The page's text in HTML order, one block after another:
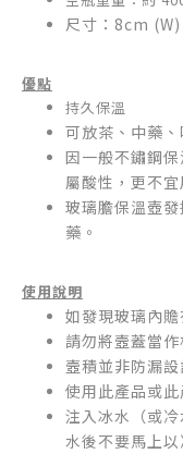
尺寸：8cm
優點
持久保溫
可放茶、中藥、
因一般不鏽鋼
屬酸性，更不
玻璃膽保溫壺
藥。
使用說明
如發現玻璃內
請勿將壼蓋當
壼積並非防漏
使用此產品或
注入冰水（或
水後不要馬上